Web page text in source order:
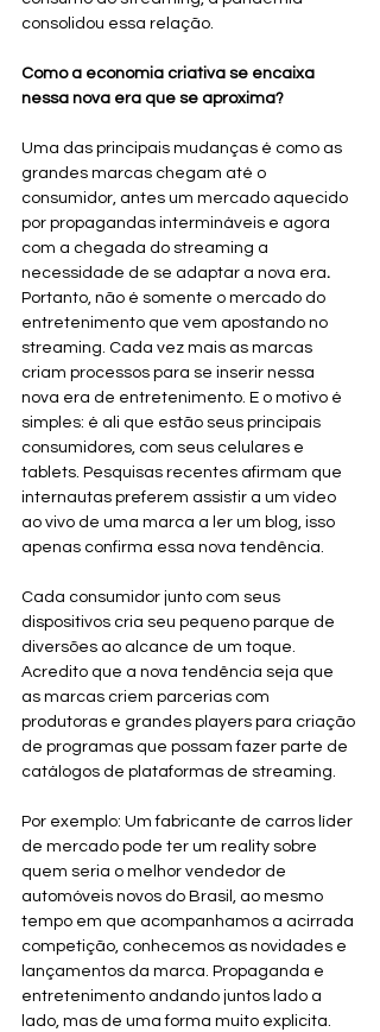
consolidou essa relação.
Como a economia criativa se encaixa
nessa nova era que se aproxima?
Uma das principais mudanças é como as
grandes marcas chegam até o
consumidor, antes um mercado aquecido
por propagandas intermináveis e agora
com a chegada do streaming a
necessidade de se adaptar a nova era.
Portanto, não é somente o mercado do
entretenimento que vem apostando no
streaming. Cada vez mais as marcas
criam processos para se inserir nessa
nova era de entretenimento. E o motivo é
simples: é ali que estão seus principais
consumidores, com seus celulares e
tablets. Pesquisas recentes afirmam que
internautas preferem assistir a um vídeo
ao vivo de uma marca a ler um blog, isso
apenas confirma essa nova tendência.
Cada consumidor junto com seus
dispositivos cria seu pequeno parque de
diversões ao alcance de um toque.
Acredito que a nova tendência seja que
as marcas criem parcerias com
produtoras e grandes players para criação
de programas que possam fazer parte de
catálogos de plataformas de streaming.
Por exemplo: Um fabricante de carros líder
de mercado pode ter um reality sobre
quem seria o melhor vendedor de
automóveis novos do Brasil, ao mesmo
tempo em que acompanhamos a acirrada
competição, conhecemos as novidades e
lançamentos da marca. Propaganda e
entretenimento andando juntos lado a
lado, mas de uma forma muito explicita.